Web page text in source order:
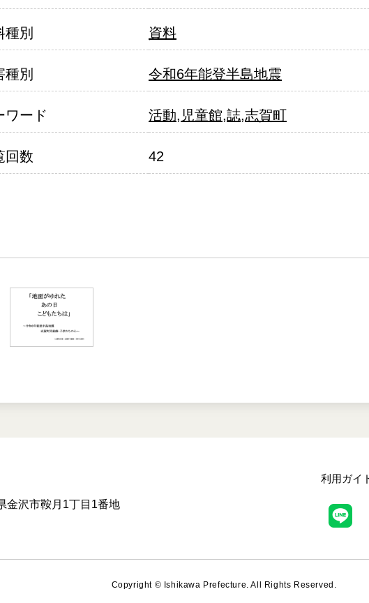
pages 13
種別 資料
種別 令和6年能登半島地震
ワード 活動, 児童館,誌,志賀町
回数 42
金沢市鞍月1丁目1番地
利用ガイ
Copyright © Ishikawa Prefecture. All Rights Reserved.